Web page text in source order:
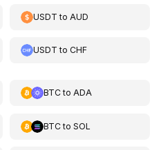
USDT to AUD
USDT toCHF
BTCto ADA
BTCto SOL